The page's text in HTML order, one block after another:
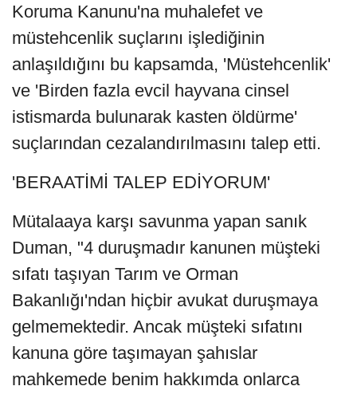
Koruma Kanunu'na muhalefet ve
müstehcenlik suçlarını işlediğinin
anlaşıldığını bu kapsamda, 'Müstehcenlik'
ve 'Birden fazla evcil hayvana cinsel
istismarda bulunarak kasten öldürme'
suçlarından cezalandırılmasını talep etti.
'BERAATİMİ TALEP EDİYORUM'
Mütalaaya karşı savunma yapan sanık
Duman, "4 duruşmadır kanunen müşteki
sıfatı taşıyan Tarım ve Orman
Bakanlığı'ndan hiçbir avukat duruşmaya
gelmemektedir. Ancak müşteki sıfatını
kanuna göre taşımayan şahıslar
mahkemede benim hakkımda onlarca